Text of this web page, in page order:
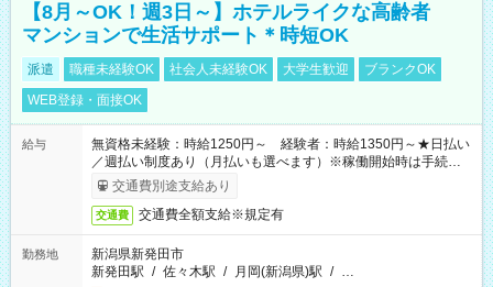
【8月～OK！週3日～】ホテルライクな高齢者
マンションで生活サポート＊時短OK
派遣 職種未経験OK 社会人未経験OK 大学生歓迎
ブランクOK
WEB登録・面接OK
給与
無資格未経験：時給1250円～ 経験者：時給1350円～★日払い
／週払い制度あり（月払いも選べます）※稼働開始時は手続き完
了次第のお支払いとなります。
交通費別途支給あり
交通費 交通費全額支給※規定有
勤務地
新潟県新発田市
新発田駅 / 佐々木駅 / 月岡(新潟県)駅 / …